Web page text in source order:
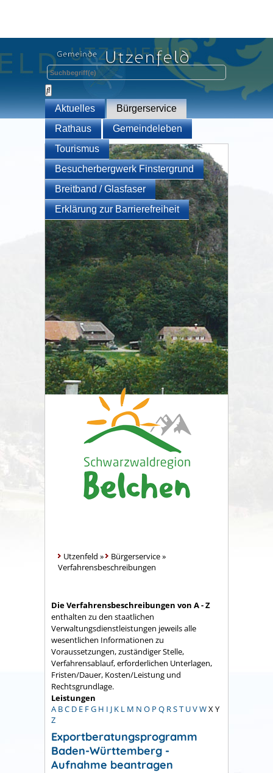
Aktuelles
Bürgerservice
Rathaus
Gemeindeleben
Tourismus
Besucherbergwerk Finstergrund
Breitband / Glasfaser
Erklärung zur Barrierefreiheit
Utzenfeld » Bürgerservice»
Verfahrensbeschreibungen
Die Verfahrensbeschreibungen von A - Z
enthalten zu den staatlichen
Verwaltungsdienstleistungen jeweils alle
wesentlichen Informationen zu
Voraussetzungen, zuständiger Stelle,
Verfahrensablauf, erforderlichen Unterlagen,
Fristen/Dauer, Kosten/Leistung und
Rechtsgrundlage.
Leistungen
A BC D E FG H I J K L M N O P Q RST UVWX Y
Z
Exportberatungsprogramm
Baden-Württemberg -
Aufnahme beantragen